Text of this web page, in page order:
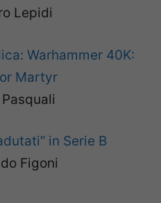
Lepidi
Warhammer 40K:
Martyr
in Serie B
Figoni